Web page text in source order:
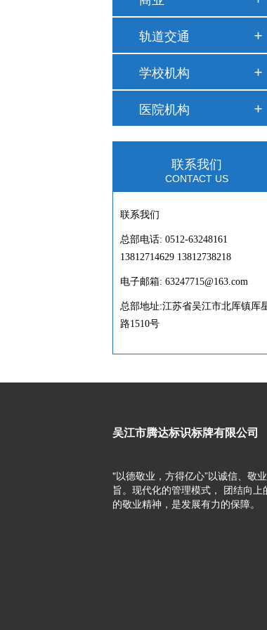
轨道交通
学校机构
医院机构
联系我们
CONTACT US
联系我们
总部电话: 0512-63248161
13812714629 13812738218
电子邮箱: 63247715@163.com
总部地址:江苏省吴江市北厍镇厍
路1510号
吴江市腾达标识标牌有限公司
"以德敬业，方得亿心”以诚信、敬
旨。现代化的管理模式， 团结向
的敬业精神，是发展有力的保障。